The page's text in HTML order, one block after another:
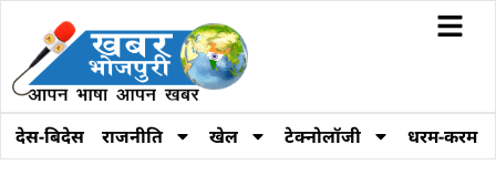
देस-बिदेस राजनीति खेल टेक्नोलॉजी धरम-करम